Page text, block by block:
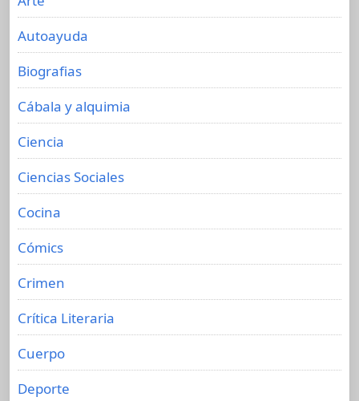
Autoayuda
Biografias
Cábala y alquimia
Ciencia
Ciencias Sociales
Cocina
Cómics
Crimen
Crítica Literaria
Cuerpo
Deporte